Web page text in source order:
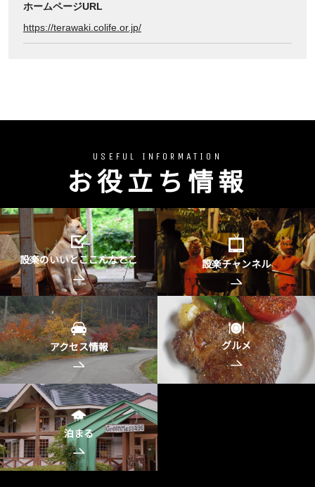
ホームページURL
https://terawaki.colife.or.jp/
USEFUL INFORMATION
お役立ち情報
設楽のいいとここんなとこ 設楽チャンネル
アクセス情報 グルメ
泊まる